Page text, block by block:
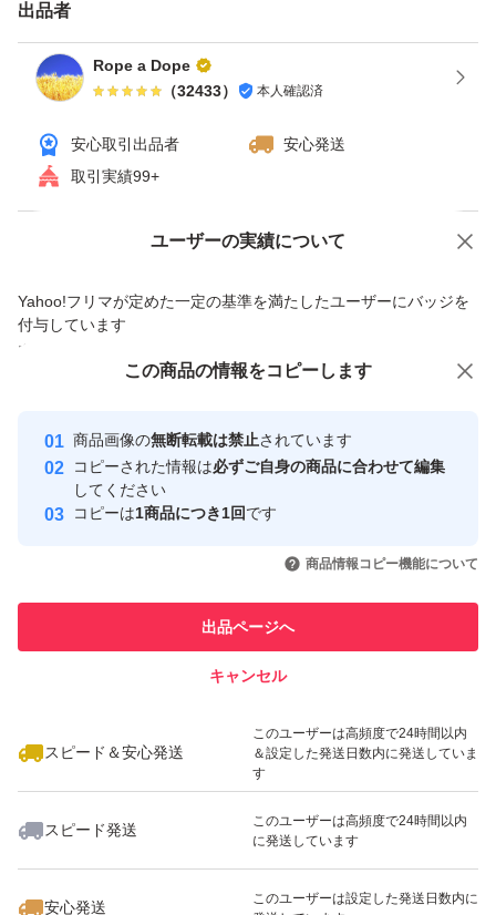
い。 『汚い』と即悪い評価してきた者が現れましたがエ
アーストーンが10個全て汚い（箱を開けるとジップ袋が
茶色がかっていて破れていてストーンの砂とゴミが出てき
た）との事ですが輸送中に落下など粗い扱いされればスト
ーンの砂は多少とれます。輸送事故（破損）であれば輸送
問題と思います。本当の話であれば。 問題あれば対応後
小学生にのみに言えば。」と言ってくる者です。「大人数
で通報したらアカウント消えるらしいよ。」と脅しなのか
意味不明の事を言ってくる者です。
返金申請依頼・輸送業者に報告し対応しているのに不当評
価されました。私に非が無いのに理不尽な評価されれば相
応の評価するのは普通です。何故か「脅された」とコメン
トされていますが忠告です。 最新の評価コメントは反論
追記しているので同じではありません。フリマから閲覧の
ビの受取連絡有・ヤマトにも確認）。無責任呼ばわりされ
ましたが自身の責任は感じていないようで謝罪と評価変更
記載内容を理解出来ない人（対応待てない人）は購入しな
いよう明記していますので手の打ちようがない異常者・無
分別者による八つ当たりです。 9、10人目の不当評価者も
出品者
Rope a Dope
（32433） 本人確認済
安心取引出品者
安心発送
取引実績99+
ユーザーの実績について
Yahoo!フリマが定めた一定の基準を満たしたユーザーにバッジを
付与しています
安心取引出品者
取引実績
取引実績◯+
このユーザーはYahoo!フリマの取
引を完了させた実績があります
での取引実績があります
スピード&安心発送
※このバッジは実績に基づく表示であり、発送を保証しているものではあり
スピード＆安心発送
このユーザーは高頻度で24時間以内
＆設定した発送日数内に発送していま
す
スピード発送
このユーザーは高頻度で24時間以内
に発送しています
安心発送
このユーザーは設定した発送日数内に
Yahoo!オークションで出品した商品のため一部機能は利用できません
商品への質問からの値下げ交渉、不適切なカテゴリ変更依頼は禁止です
この商品の情報をコピーします
商品画像の無断転載は禁止されています
コピーされた情報は必ずご自身の商品に合わせて編集
してください
コピーは1商品につき1回です
商品情報コピー機能について
出品ページへ
キャンセル
この商品をみている人にオススメ